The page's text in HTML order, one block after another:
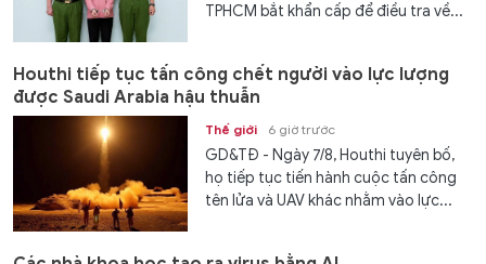
TPHCM bắt khẩn cấp để điều tra về...
Houthi tiếp tục tấn công chết người vào lực lượng
được Saudi Arabia hậu thuẫn
Thế giới 6 giờ trước
GD&TĐ - Ngày 7/8, Houthi tuyên bố,
họ tiếp tục tiến hành cuộc tấn công
tên lửa và UAV khác nhằm vào lực...